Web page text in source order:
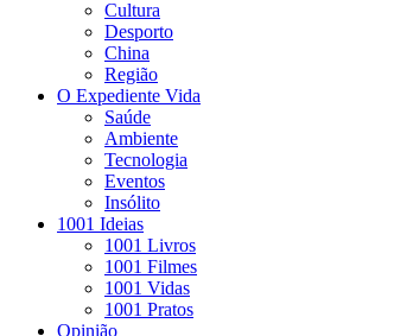
Cultura
Desporto
China
Região
O Expediente Vida
Saúde
Ambiente
Tecnologia
Eventos
Insólito
1001 Ideias
1001 Livros
1001 Filmes
1001 Vidas
1001 Pratos
Opinião